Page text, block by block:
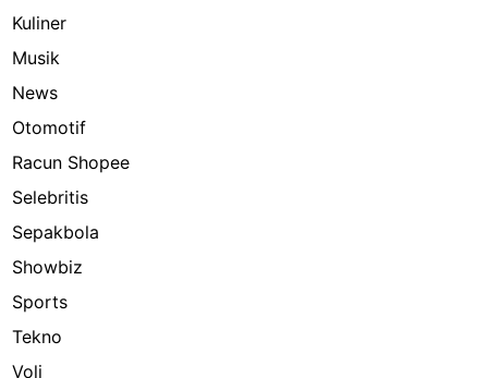
Kuliner
Musik
News
Otomotif
Racun Shopee
Selebritis
Sepakbola
Showbiz
Sports
Tekno
Voli